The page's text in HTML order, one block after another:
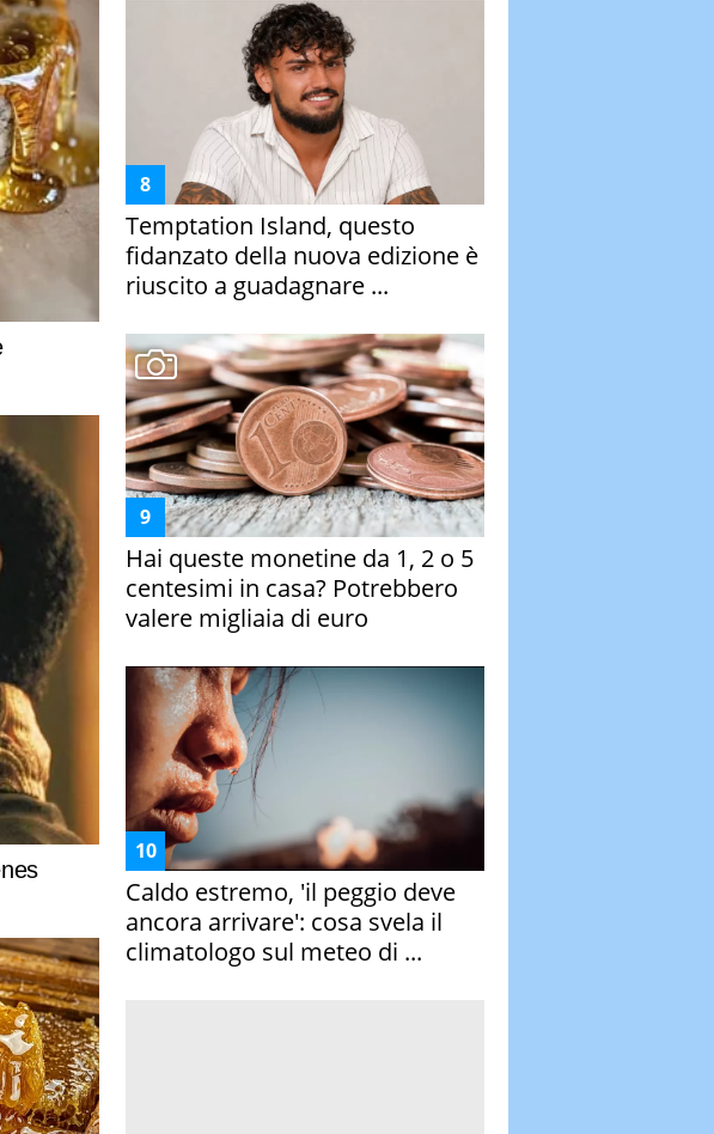
Temptation Island, questo
fidanzato della nuova edizione è
riuscito a guadagnare ...
Hai queste monetine da 1, 2 o 5
centesimi in casa? Potrebbero
valere migliaia di euro
Caldo estremo, 'il peggio deve
ancora arrivare': cosa svela il
climatologo sul meteo di ...